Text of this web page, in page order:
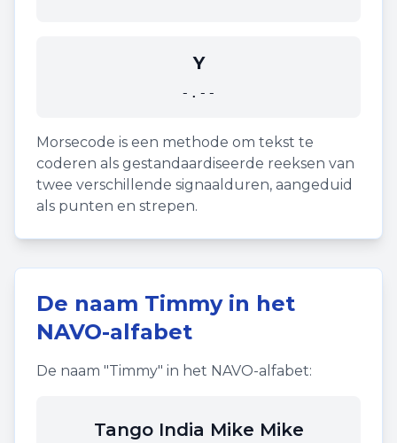
Y
-.--
Morsecode is een methode om tekst te
coderen als gestandaardiseerde reeksen van
twee verschillende signaalduren, aangeduid
als punten en strepen.
De naam Timmyin het
NAVO-alfabet
De naam "Timmy" in het NAVO-alfabet:
Tango India Mike Mike